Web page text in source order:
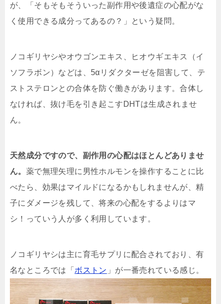
が、「そもそもそういった副作用や後遺症の心配がな
く使用できる成分ってあるの？」という疑問。
ノコギリヤシやオウゴンエキス、ヒオウギエキス（イ
ソフラボン）などは、5αリダクターゼを阻害して、テ
ストステロンとの合体を防ぐ働きがあります。合体し
なければ、抜け毛を引き起こすDHTは生成されませ
ん。
天然成分ですので、副作用の心配はほとんどありませ
ん。 薬で無理矢理に男性ホルモンを操作することに比
べたら、効果はマイルドになるかもしれませんが、精
子にダメージを残して、将来の心配をするよりはマ
シ！っていう人が多く利用しています。
ノコギリヤシは主に育毛サプリに配合されており、有
名なところでは「 ボストン 」が一番売れている感じ。